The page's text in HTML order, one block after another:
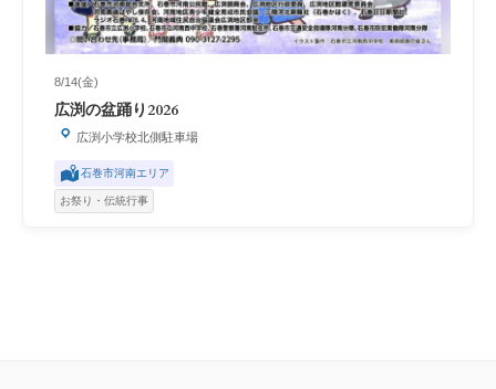
8/14(金)
広渕の盆踊り2026
広渕小学校北側駐車場
石巻市河南エリア
お祭り・伝統行事